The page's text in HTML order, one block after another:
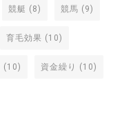
競艇 (8) 競馬 (9)
育毛効果 (10)
(10) 資金繰り (10)